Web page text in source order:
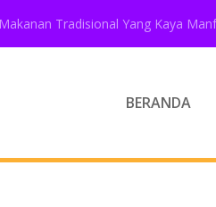
Tradisional Yang Kaya
BERANDA